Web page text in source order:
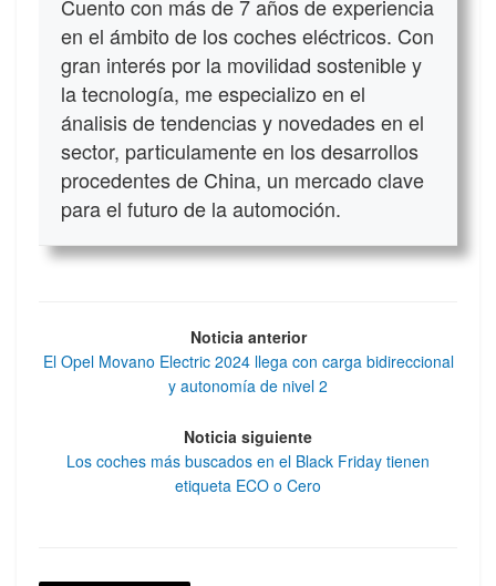
Cuento con más de 7 años de experiencia
en el ámbito de los coches eléctricos. Con
gran interés por la movilidad sostenible y
la tecnología, me especializo en el
ánalisis de tendencias y novedades en el
sector, particulamente en los desarrollos
procedentes de China, un mercado clave
para el futuro de la automoción.
Noticia anterior
El Opel Movano Electric 2024 llega con carga bidireccional
y autonomía de nivel 2
Noticia siguiente
Los coches más buscados en el Black Friday tienen
etiqueta ECO o Cero